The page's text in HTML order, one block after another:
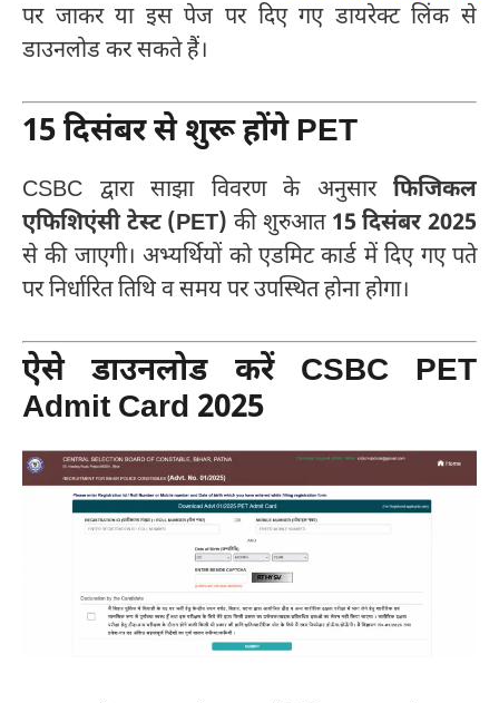
पर जाकर या इस पेज पर दिए गए डायरेक्ट लिंक से
डाउनलोड कर सकते हैं।
15 दिसंबर से शुरू होंगे PET
CSBC द्वारा साझा विवरण के अनुसार फिजिकल
एफिशिएंसी टेस्ट (PET) की शुरुआत 15 दिसंबर 2025
से की जाएगी। अभ्यर्थियों को एडमिट कार्ड में दिए गए पते
पर निर्धारित तिथि व समय पर उपस्थित होना होगा।
ऐसे डाउनलोड करें CSBC PET
Admit Card 2025